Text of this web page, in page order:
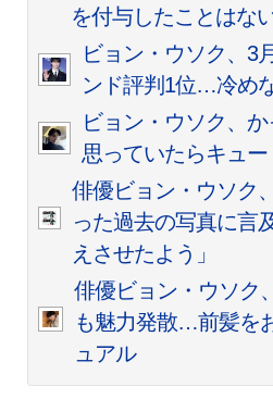
を付与したことはない
ビョン・ウソク、3
ンド評判1位…冷め
ビョン・ウソク、
思っていたらキュ
俳優ビョン・ウソク
った過去の写真に言
えさせたよう」
俳優ビョン・ウソク
も魅力発散…前髪を
ュアル